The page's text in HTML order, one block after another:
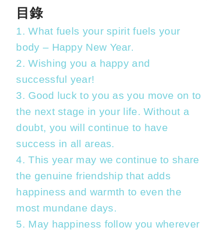
目錄
1. What fuels your spirit fuels your
body – Happy New Year.
2. Wishing you a happy and
successful year!
3. Good luck to you as you move on to
the next stage in your life. Without a
doubt, you will continue to have
success in all areas.
4. This year may we continue to share
the genuine friendship that adds
happiness and warmth to even the
most mundane days.
5. May happiness follow you wherever